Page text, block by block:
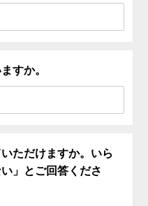
すか。
ただけますか。いら
」とご回答くださ